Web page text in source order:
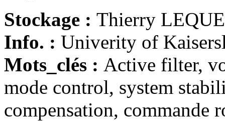
Stockage : Thierry
Info. : Univerity of
Mots_clés : Active filter,
mode control, system
compensation, commande